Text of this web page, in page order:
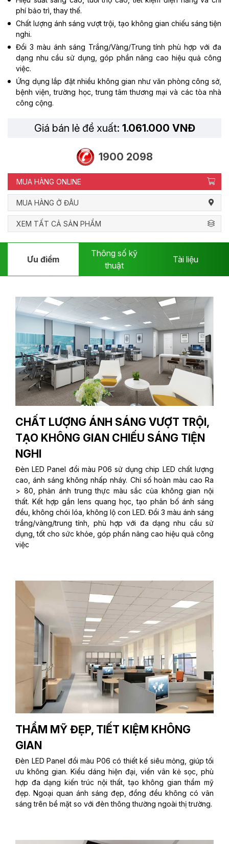
phí bảo trì, thay thế.
Chất lượng ánh sáng vượt trội, tạo không gian chiếu sáng tiện
nghi.
Đổi 3 màu ánh sáng Trắng/Vàng/Trung tính phù hợp với đa
dạng nhu cầu sử dụng, góp phần nâng cao hiệu quả công
việc.
Ứng dụng lắp đặt nhiều không gian như văn phòng công sở,
bệnh viện, trường học, trung tâm thương mại và các tòa nhà
công cộng.
Giá bán lẻ đề xuất: 1.061.000 VNĐ
1900 2098
MUA HÀNG ONLINE
MUA HÀNG Ở ĐÂU
XEM TẤT CẢ SẢN PHẨM
Ưu điểm
Thông số kỹ
thuật
Tài liệu
CHẤT LƯỢNG ÁNH SÁNG VƯỢT TRỘI,
TẠO KHÔNG GIAN CHIẾU SÁNG TIỆN
NGHI
Đèn LED Panel đổi màu P06 sử dụng chip LED chất lượng
cao, ánh sáng không nhấp nháy. Chỉ số hoàn màu cao Ra
> 80, phản ánh trung thực màu sắc của không gian nội
thất. Kết hợp gắn lens quang học, tạo phân bố ánh sáng
đều, không chói lóa, không lộ con LED. Đổi 3 màu ánh sáng
trắng/vàng/trung tính, phù hợp với đa dạng nhu cầu sử
dụng, tốt cho sức khỏe, góp phần nâng cao hiệu quả công
việc
THẨM MỸ ĐẸP, TIẾT KIỆM KHÔNG
GIAN
Đèn LED Panel đổi màu P06 có thiết kế siêu mỏng, giúp tối
ưu không gian. Kiểu dáng hiện đại, viền vân kẻ sọc, phù
hợp đa dạng kiến trúc nội thất, tạo không gian thẩm mỹ
đẹp. Ngoại quan ánh sáng đẹp, đồng đều không có vân
sáng trên bề mặt so với đèn thông thường ngoài thị trường.